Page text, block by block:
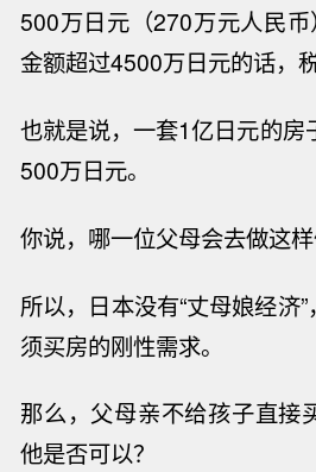
500万日元（270万元人民币
金额超过4500万日元的话，
也就是说，一套1亿日元的房
500万日元。
你说，哪一位父母会去做这样
所以，日本没有“丈母娘经济
须买房的刚性需求。
那么，父母亲不给孩子直接
他是否可以？